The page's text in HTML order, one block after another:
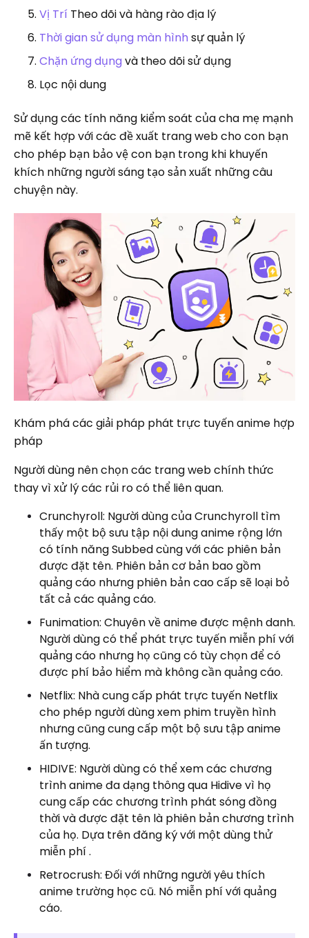
Vị Trí Theo dõi và hàng rào địa lý
Thời gian sử dụng màn hình sự quản lý
Chặn ứng dụng và theo dõi sử dụng
Lọc nội dung
Sử dụng các tính năng kiểm soát của cha mẹ mạnh
mẽ kết hợp với các đề xuất trang web cho con bạn
cho phép bạn bảo vệ con bạn trong khi khuyến
khích những người sáng tạo sản xuất những câu
chuyện này.
Khám phá các giải pháp phát trực tuyến anime hợp
pháp
Người dùng nên chọn các trang web chính thức
thay vì xử lý các rủi ro có thể liên quan.
Crunchyroll: Người dùng của Crunchyroll tìm
thấy một bộ sưu tập nội dung anime rộng lớn
có tính năng Subbed cùng với các phiên bản
được đặt tên. Phiên bản cơ bản bao gồm
quảng cáo nhưng phiên bản cao cấp sẽ loại bỏ
tất cả các quảng cáo.
Funimation: Chuyên về anime được mệnh danh.
Người dùng có thể phát trực tuyến miễn phí với
quảng cáo nhưng họ cũng có tùy chọn để có
được phí bảo hiểm mà không cần quảng cáo.
Netflix: Nhà cung cấp phát trực tuyến Netflix
cho phép người dùng xem phim truyền hình
nhưng cũng cung cấp một bộ sưu tập anime
ấn tượng.
HIDIVE: Người dùng có thể xem các chương
trình anime đa dạng thông qua Hidive vì họ
cung cấp các chương trình phát sóng đồng
thời và được đặt tên là phiên bản chương trình
của họ. Dựa trên đăng ký với một dùng thử
miễn phí .
Retrocrush: Đối với những người yêu thích
anime trường học cũ. Nó miễn phí với quảng
cáo.